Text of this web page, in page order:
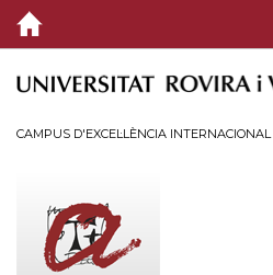
EL GRUP
CAMPUS D'EXCEL·LÈNCIA INTERNACIONAL